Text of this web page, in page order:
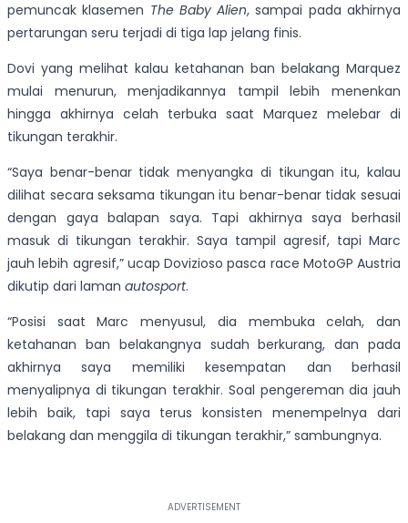
pemuncak klasemen The Baby Alien, sampai pada akhirnya
pertarungan seru terjadi di tiga lap jelang finis.
Dovi yang melihat kalau ketahanan ban belakang Marquez
mulai menurun, menjadikannya tampil lebih menenkan
hingga akhirnya celah terbuka saat Marquez melebar di
tikungan terakhir.
“Saya benar-benar tidak menyangka di tikungan itu, kalau
dilihat secara seksama tikungan itu benar-benar tidak sesuai
dengan gaya balapan saya. Tapi akhirnya saya berhasil
masuk di tikungan terakhir. Saya tampil agresif, tapi Marc
jauh lebih agresif,” ucap Dovizioso pasca race MotoGP Austria
dikutip dari laman autosport.
“Posisi saat Marc menyusul, dia membuka celah, dan
ketahanan ban belakangnya sudah berkurang, dan pada
akhirnya saya memiliki kesempatan dan berhasil
menyalipnya di tikungan terakhir. Soal pengereman dia jauh
lebih baik, tapi saya terus konsisten menempelnya dari
belakang dan menggila di tikungan terakhir,” sambungnya.